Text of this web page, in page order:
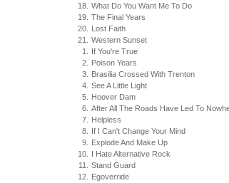
18. What Do You Want Me To Do
19. The Final Years
20.
Lost Faith
21.
Western Sunset
1.
If You're True
2.
Poison Years
3.
Brasilia Crossed With Trenton
4. See A Little Light
5.
Hoover Dam
6. After All The Roads Have Led To
7.
Helpless
8.
If I Can't Change Your Mind
9.
Explode And Make Up
10.
I Hate Alternative Rock
11.
Stand Guard
12.
Egoverride